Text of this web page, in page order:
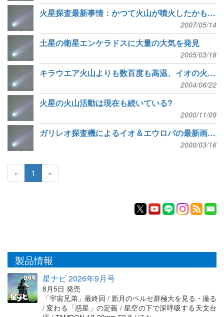
火星探査最新事情：かつて火山が噴火したかもしれない
2007/05/14
土星の衛星エンケラドスに大量の大気を発見
2005/03/18
キラウエア火山よりも数百度も高温、イオの火山についての最新研究
2004/06/22
火星の火山活動は現在も続いている?
2000/11/09
ガリレオ探査機によるイオ＆エウロパの最新画像 (NASA)
2000/03/16
« 1 »
製品情報
星ナビ 2026年9月号
8月5日 発売
「宇宙兄弟」最終回 / 新月のペルセ群極大を見る・撮る
/ 変わる「惑星」の定義 / 星空の下で深呼吸する天文台